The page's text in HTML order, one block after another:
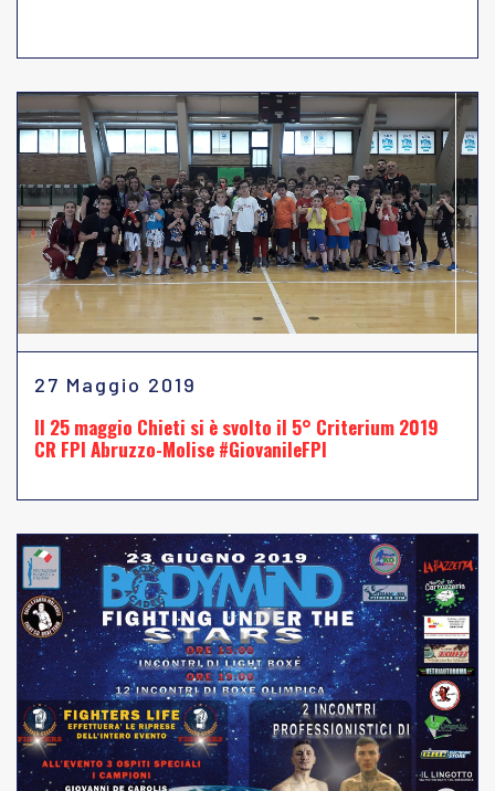
27 Maggio 2019
Il 25 maggio Chieti si è svolto il 5° Criterium 2019
CR FPI Abruzzo-Molise #GiovanileFPI